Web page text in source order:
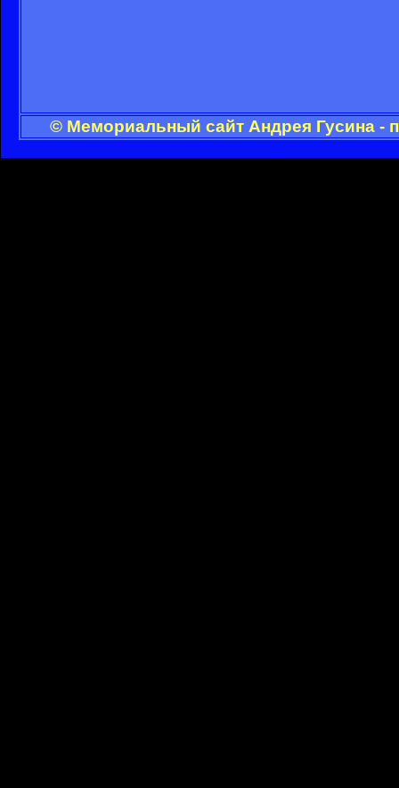
© Мемориальный сайт Андрея Гусина -